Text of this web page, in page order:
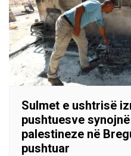
Sulmet e ushtrisë
pushtuesve
palestineze në
pushtuar